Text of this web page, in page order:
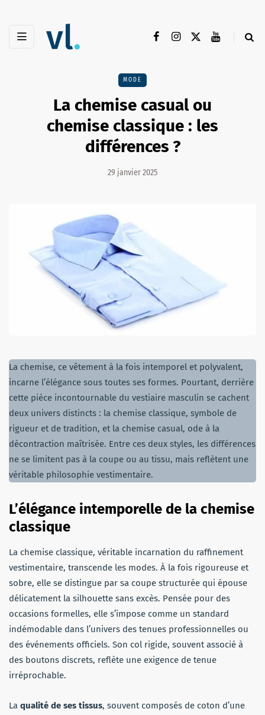
MODE
La chemise casual ou
chemise classique : les
différences ?
29 janvier 2025
La chemise, ce vêtement à la fois intemporel et polyvalent,
incarne l’élégance sous toutes ses formes. Pourtant, derrière
cette pièce incontournable du vestiaire masculin se cachent
deux univers distincts : la chemise classique, symbole de
rigueur et de tradition, et la chemise casual, ode à la
décontraction maîtrisée. Entre ces deux styles, les différences
ne se limitent pas à la coupe ou au tissu, mais reflètent une
véritable philosophie vestimentaire.
L’élégance intemporelle de la chemise
classique
La chemise classique, véritable incarnation du raffinement
vestimentaire, transcende les modes. À la fois rigoureuse et
sobre, elle se distingue par sa coupe structurée qui épouse
délicatement la silhouette sans excès. Pensée pour des
occasions formelles, elle s’impose comme un standard
indémodable dans l’univers des tenues professionnelles ou
des événements officiels. Son col rigide, souvent associé à
des boutons discrets, reflète une exigence de tenue
irréprochable.
La qualité de ses tissus, souvent composés de coton d’une